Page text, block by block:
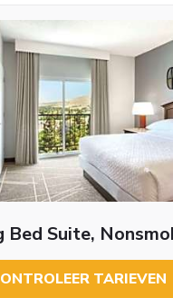
Bed Suite,
TARIEVEN